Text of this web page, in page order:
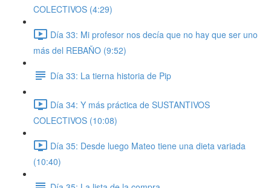
COLECTIVOS (4:29)
Día 33: Mi profesor nos decía que no hay que ser uno
más del REBAÑO (9:52)
Día 33: La tierna historia de Pip
Día 34: Y más práctica de SUSTANTIVOS
COLECTIVOS (10:08)
Día 35: Desde luego Mateo tiene una dieta variada
(10:40)